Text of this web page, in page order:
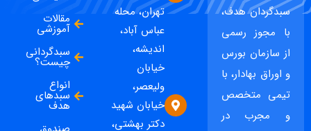
سبدگردان هدف،
با مجوز رسمی
از سازمان بورس
و اوراق بهادار، با
تیمی متخصص
و مجرب در
تهران، محله
عباس آباد،
اندیشه،
خیابان
ولیعصر،
خیابان شهید
دکتر بهشتی،
مقالات
آموزشی
سبدگردانی
چیست؟
انواع
سبدهای
هدف